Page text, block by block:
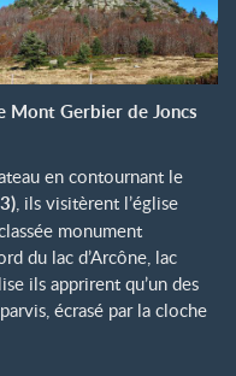
Mont Gerbier de Joncs
en contournant le
, ils visitèrent l’église
monument
du lac d’Arcône, lac
ils apprirent qu’un des
écrasé par la cloche